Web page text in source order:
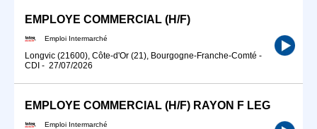
EMPLOYE COMMERCIAL (H/F)
Emploi Intermarché
Longvic (21600), Côte-d'Or (21), Bourgogne-Franche-Comté -
CDI - 27/07/2026
EMPLOYE COMMERCIAL (H/F) RAYON F LEG
Emploi Intermarché